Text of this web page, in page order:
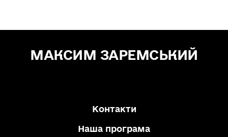
МАКСИМ ЗАРЕМСЬКИЙ
Контакти
Наша програма